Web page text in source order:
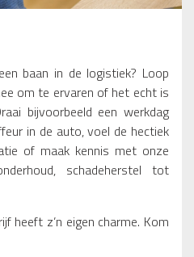
baan in de logistiek? Loop
om te ervaren of het echt is
bijvoorbeeld een werkdag
in de auto, voel de hectiek
of maak kennis met onze
schadeherstel tot
heeft z’n eigen charme. Kom